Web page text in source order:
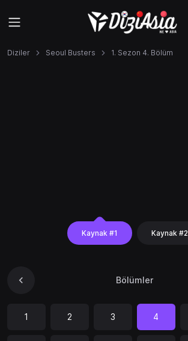
Diziler Seoul Busters 1. Sezon 4. Bölüm
Kaynak #1 Kaynak #2
Bölümler
1 2 3 4